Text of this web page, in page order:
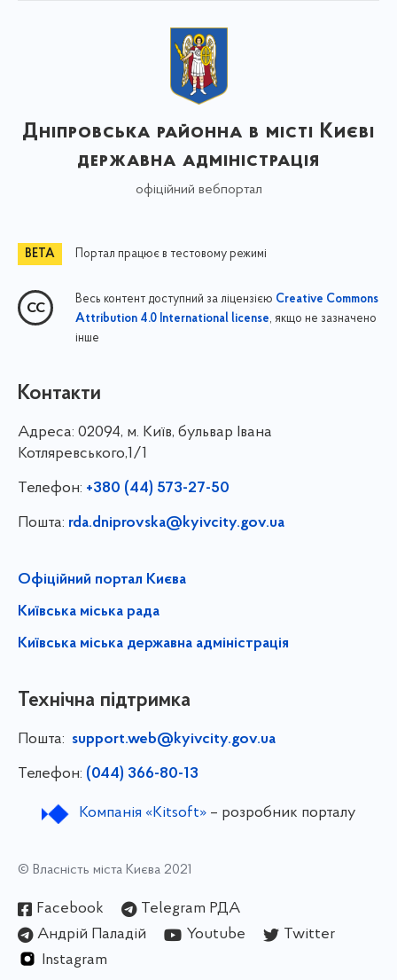
Дніпровська районна в місті Києві
державна адміністрація
офіційний вебпортал
Портал працює в тестовому режимі
Весь контент доступний за ліцензією Creative Commons
Attribution 4.0 International license, якщо не зазначено
інше
Контакти
Адреса: 02094, м. Київ, бульвар Івана
Котляревського,1/1
Телефон: +380 (44) 573-27-50
Пошта: rda.dniprovska@kyivcity.gov.ua
Офіційний портал Києва
Київська міська рада
Київська міська державна адміністрація
Технічна підтримка
Пошта: support.web@kyivcity.gov.ua
Телефон: (044) 366-80-13
Компанія «Kitsoft»– розробник порталу
© Власність міста Києва 2021
Facebook
Telegram РДА
Андрій Паладій
Youtube
Twitter
Instagram